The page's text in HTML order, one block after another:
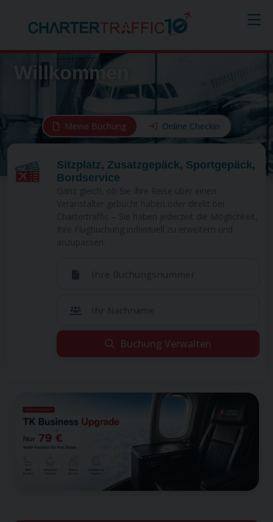
Willkommen
Meine Buchung Online Checkin
Sitzplatz, Zusatzgepäck, Sportgepäck,
Bordservice
Buchung Verwalten
Wenn Sie sicher sind, dass Sie alle Informationen
korrekt eingegeben haben, hat Ihr
Reiseveranstalter diesen Flug möglicherweise über
einen anderen Vertriebskanal durchgeführt. Bitte
wenden Sie sich an Ihren Reiseveranstalter.
eingegeben haben, hat Ihr Reiseveranstalter diesen Flug
möglicherweise über einen anderen Vertriebskanal
durchgeführt. Bitte wenden Sie sich an Ihren Reiseveranstalter.